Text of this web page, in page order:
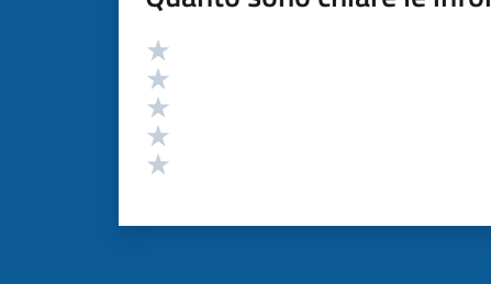
Valutazione